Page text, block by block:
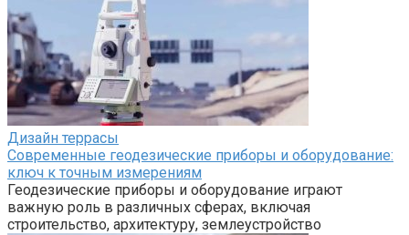
Дизайн террасы
Современные геодезические приборы и оборудование:
ключ к точным измерениям
Геодезические приборы и оборудование играют
важную роль в различных сферах, включая
строительство, архитектуру, землеустройство